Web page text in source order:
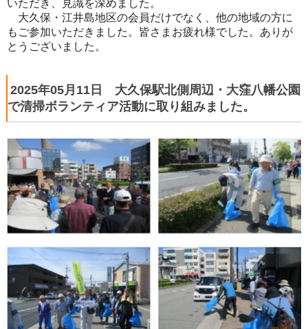
いただき、見識を深めました。
大久保・江井島地区の会員だけでなく、他の地域の方に
もご参加いただきました。皆さまお疲れ様でした。ありが
とうございました。
2025年05月11日 大久保駅北側周辺・大窪八幡公園
で清掃ボランティア活動に取り組みました。